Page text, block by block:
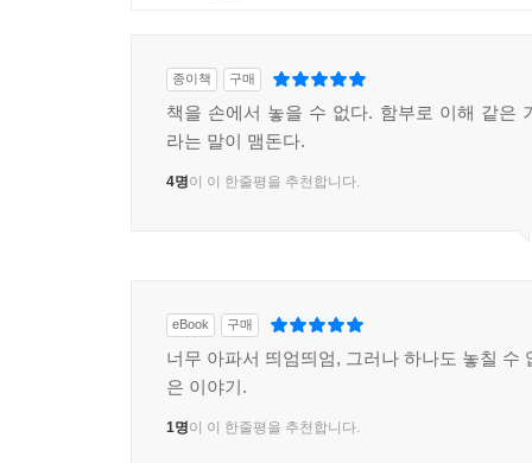
그래서 진실이 드러났을 때에는 무시무시하게
삶, 내 가족, 나 자신에 대해 내가 가졌던 생각 전
사람이기 이전에 장애인인 거예요.” 그때에는
월례 회의가 있었는데 내가 조금 늦게 갔다. 의
쏠려 있는 게 느껴졌다. 이 무렵은 아직 기력이 회
이러다 쓰러질 것 같았다. 그래서 나는 벽을 타고
종이책 구매
책을 손에서 놓을 수 없다. 함부로 이해 같은
라는 말이 맴돈다.
4명이 이 한줄평을 추천합니다.
eBook 구매
너무 아파서 띄엄띄엄, 그러나 하나도 놓칠 수
은 이야기.
1명이 이 한줄평을 추천합니다.